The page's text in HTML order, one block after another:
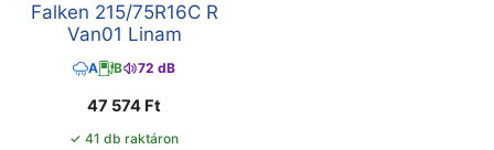
Falken 215/75R16C R
Van01 Linam
A B 72 dB
47 574 Ft
✓ 41 db raktáron